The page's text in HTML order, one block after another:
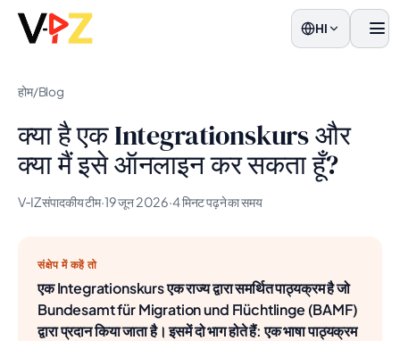
HI मेनू
होम/Blog
क्या है एक Integrationskurs और
क्या मैं इसे ऑनलाइन कर सकता हूँ?
V‑IZ संपादकीय टीम·19 जून 2026·4 मिनट पढ़ने का समय
संक्षेप में कहें तो
एक Integrationskurs एक राज्य द्वारा समर्थित पाठ्यक्रम है जो
Bundesamt für Migration und Flüchtlinge (BAMF)
द्वारा प्रदान किया जाता है। इसमें दो भाग होते हैं: एक भाषा पाठ्यक्रम